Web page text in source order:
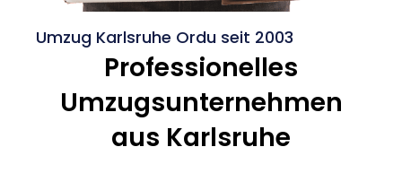
Umzug Karlsruhe Ordu seit 2003
Professionelles
Umzugsunternehmen
aus Karlsruhe